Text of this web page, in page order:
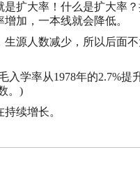
扩大率！什么是扩大率
加，一本线就会降低。
源人数减少，所以后面
学率从1978年的2.7%
。)
续增长。